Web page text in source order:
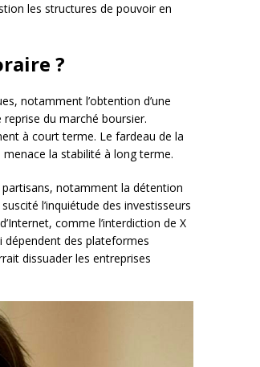
les structures de pouvoir en
?
notamment l’obtention d’une
reprise du marché boursier.
à court terme. Le fardeau de la
la stabilité à long terme.
partisans, notamment la détention
l’inquiétude des investisseurs
comme l’interdiction de X
dépendent des plateformes
dissuader les entreprises